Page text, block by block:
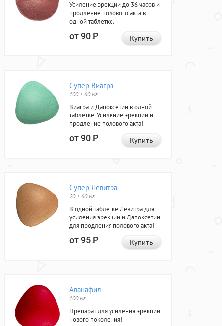
Усиление эрекции до 36 часов и
продление полового акта в
одной таблетке.
от 90Р Купить
Супер Виагра
100 + 60 мг
Виагра и Дапоксетин в одной
таблетке. Усиление эрекции и
продление полового акта!
от 90Р Купить
Супер Левитра
20 + 60 мг
В одной таблетке Левитра для
усиления эрекции и Дапоксетин
для продления полового акта!
от 95Р Купить
Аванафил
100 мг
Препарат для усиления эрекции
нового поколения!